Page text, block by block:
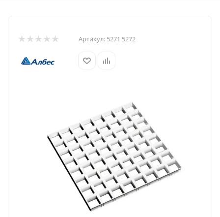
Артикул: 5271 5272